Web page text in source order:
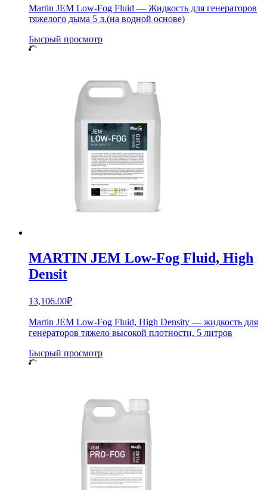
Martin JEM Low-Fog Fluid — Жидкость для генераторов
тяжелого дыма 5 л.(на водной основе)
Бысрый просмотр
MARTIN JEM Low-Fog Fluid, High
Densit
13,106.00₽
Martin JEM Low-Fog Fluid, High Density — жидкость для
генераторов тяжело высокой плотности, 5 литров
Бысрый просмотр